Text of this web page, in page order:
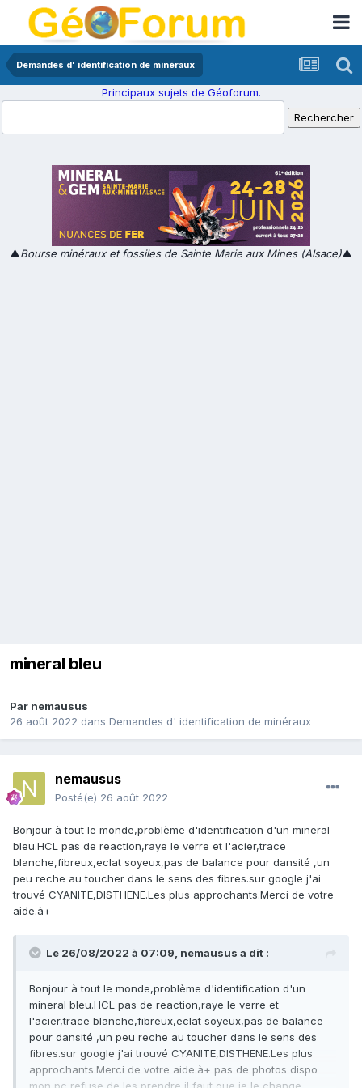
Demandes d' identification de minéraux
Principaux sujets de Géoforum.
▲Bourse minéraux et fossiles de Sainte Marie aux Mines (Alsace)▲
mineral bleu
Par nemausus
26 août 2022 dans Demandes d' identification de minéraux
nemausus
Posté(e) 26 août 2022
Bonjour à tout le monde,problème d'identification d'un mineral
bleu.HCL pas de reaction,raye le verre et l'acier,trace
blanche,fibreux,eclat soyeux,pas de balance pour dansité ,un
peu reche au toucher dans le sens des fibres.sur google j'ai
trouvé CYANITE,DISTHENE.Les plus approchants.Merci de votre
aide.à+
Le 26/08/2022 à 07:09, nemausus a dit :
Bonjour à tout le monde,problème d'identification d'un
mineral bleu.HCL pas de reaction,raye le verre et
l'acier,trace blanche,fibreux,eclat soyeux,pas de balance
pour dansité ,un peu reche au toucher dans le sens des
fibres.sur google j'ai trouvé CYANITE,DISTHENE.Les plus
approchants.Merci de votre aide.à+ pas de photos dispo